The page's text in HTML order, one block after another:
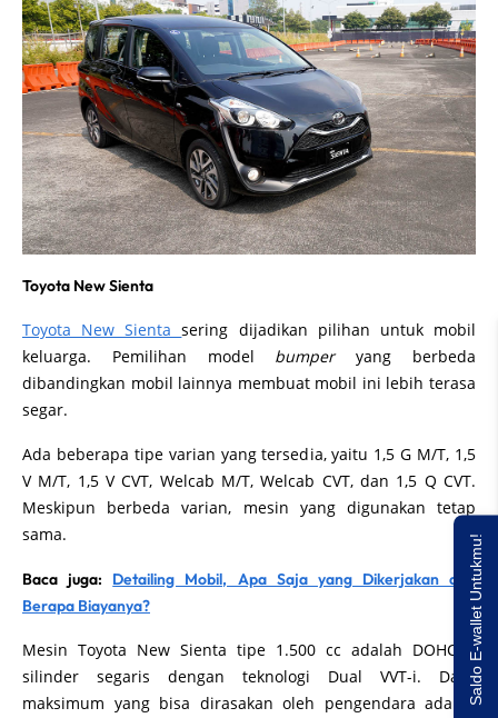
Toyota New Sienta
Toyota New Sientasering dijadikan pilihan untuk mobil
keluarga. Pemilihan model bumperyang berbeda
dibandingkan mobil lainnya membuat mobil ini lebih terasa
segar.
Ada beberapa tipe varian yang tersedia, yaitu 1,5 G M/T, 1,5
V M/T, 1,5 V CVT, Welcab M/T, Welcab CVT, dan 1,5 Q CVT.
Meskipun berbeda varian, mesin yang digunakan tetap
sama.
Baca juga: Detailing Mobil, Apa Saja yang Dikerjakan dan
Berapa Biayanya?
Mesin Toyota New Sienta tipe 1.500 cc adalah DOHC 4
silinder segaris dengan teknologi Dual VVT-i. Daya
maksimum yang bisa dirasakan oleh pengendara adalahSaldo E-wallet Untukmu!